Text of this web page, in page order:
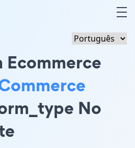
Ecommerce
No